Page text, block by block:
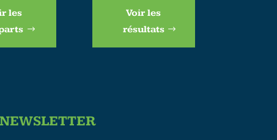
les
Voir les
résultats
NEWSLETTER